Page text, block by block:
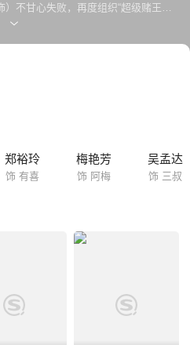
不甘心失败，再度组织“超级赌王大
吴孟达 饰）寻觅特异功能人士参赛。
知对方只是为弟弟筹措手术费的一名
郑裕玲
饰 有喜
梅艳芳
饰 阿梅
吴孟达
饰 三叔